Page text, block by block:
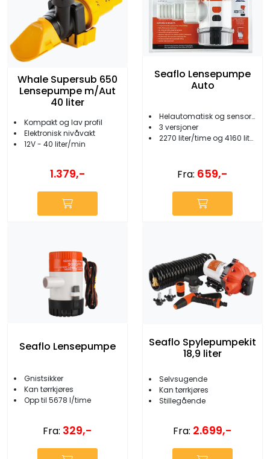
Whale Supersub 650
Lensepumpe m/Aut
40 liter
Kompakt og lav profil
Elektronisk nivåvakt
12V - 40 liter/min
1.379,-
Seaflo Lensepumpe
Auto
Helautomatisk og sensorstyrt
3 versjoner
2270 liter/time og 4160 liter/time
Fra: 659,-
Seaflo Lensepumpe
Gnistsikker
Kan tørrkjøres
Opp til 5678 l/time
Fra: 329,-
Seaflo Spylepumpekit
18,9 liter
Selvsugende
Kan tørrkjøres
Stillegående
Fra: 2.699,-